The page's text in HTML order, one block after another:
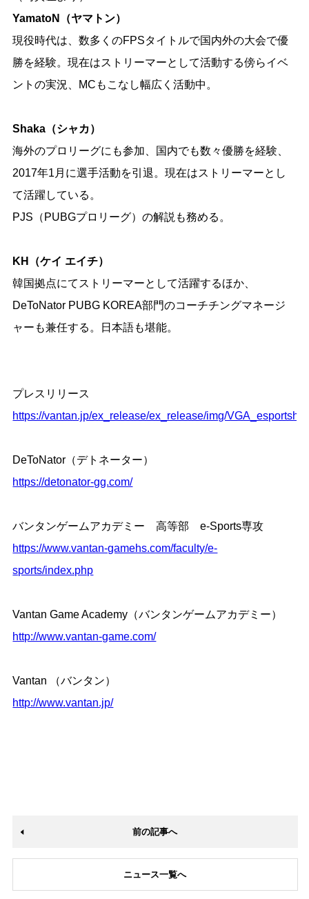
YamatoN
（ヤマトン）
現役時代は、数多くのFPSタイトルで国内外の大会で優
勝を経験。現在はストリーマーとして活動する傍らイベ
ントの実況、MCもこなし幅広く活動中。
Shaka （シャカ）
海外のプロリーグにも参加、国内でも数々優勝を経験、
2017年1月に選手活動を引退。現在はストリーマーとし
て活躍している。
PJS（PUBGプロリーグ）の解説も務める。
KH
（ケイ エイチ）
韓国拠点にてストリーマーとして活躍するほか、
DeToNator PUBG KOREA部門のコーチチングマネージ
ャーも兼任する。日本語も堪能。
プレスリリース
https://vantan.jp/ex_release/ex_release/img/
DeToNator（デトネーター）
https://detonator-gg.com/
バンタンゲームアカデミー 高等部 e-Sports専攻
https://www.vantan-gamehs.com/faculty/e-
sports/index.php
Vantan Game Academy（バンタンゲームアカデミー）
http://www.vantan-game.com/
Vantan （バンタン）
http://www.vantan.jp/
前の記事へ
ニュース一覧へ